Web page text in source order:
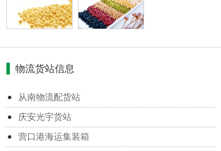
物流货站信息
从南物流配货站
庆安光宇货站
营口港海运集装箱